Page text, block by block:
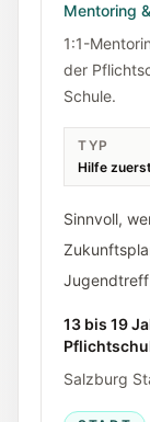
Mentoring
1:1-
der
Schule.
TYP
Hilfe zuerst
Sinnvoll,
13 bis 19
Salzburg